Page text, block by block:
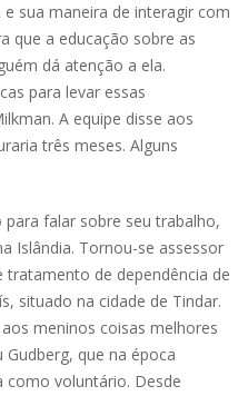
sua maneira de interagir com
que a educação sobre as
dá atenção a ela.
para levar essas
A equipe disse aos
três meses. Alguns
falar sobre seu trabalho,
Islândia. Tornou-se assessor
de dependência de
situado na cidade de Tindar.
meninos coisas melhores
Gudberg, que na época
como voluntário. Desde